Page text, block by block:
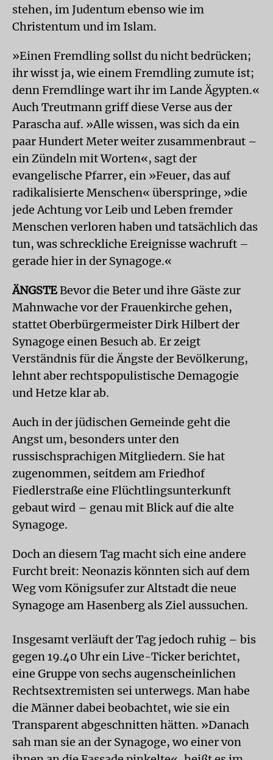
stehen, im Judentum ebenso wie im
Christentum und im Islam.
»Einen Fremdling sollst du nicht bedrücken;
ihr wisst ja, wie einem Fremdling zumute ist;
denn Fremdlinge wart ihr im Lande Ägypten.«
Auch Treutmann griff diese Verse aus der
Parascha auf. »Alle wissen, was sich da ein
paar Hundert Meter weiter zusammenbraut –
ein Zündeln mit Worten«, sagt der
evangelische Pfarrer, ein »Feuer, das auf
radikalisierte Menschen« überspringe, »die
jede Achtung vor Leib und Leben fremder
Menschen verloren haben und tatsächlich das
tun, was schreckliche Ereignisse wachruft –
gerade hier in der Synagoge.«
ÄNGSTEBevor die Beter und ihre Gäste zur
Mahnwache vor der Frauenkirche gehen,
stattet Oberbürgermeister Dirk Hilbert der
Synagoge einen Besuch ab. Er zeigt
Verständnis für die Ängste der Bevölkerung,
lehnt aber rechtspopulistische Demagogie
und Hetze klar ab.
Auch in der jüdischen Gemeinde geht die
Angst um, besonders unter den
russischsprachigen Mitgliedern. Sie hat
zugenommen, seitdem am Friedhof
Fiedlerstraße eine Flüchtlingsunterkunft
gebaut wird – genau mit Blick auf die alte
Synagoge.
Doch an diesem Tag macht sich eine andere
Furcht breit: Neonazis könnten sich auf dem
Weg vom Königsufer zur Altstadt die neue
Synagoge am Hasenberg als Ziel aussuchen.
Insgesamt verläuft der Tag jedoch ruhig – bis
gegen 19.40 Uhr ein Live-Ticker berichtet,
eine Gruppe von sechs augenscheinlichen
Rechtsextremisten sei unterwegs. Man habe
die Männer dabei beobachtet, wie sie ein
Transparent abgeschnitten hätten. »Danach
sah man sie an der Synagoge, wo einer von